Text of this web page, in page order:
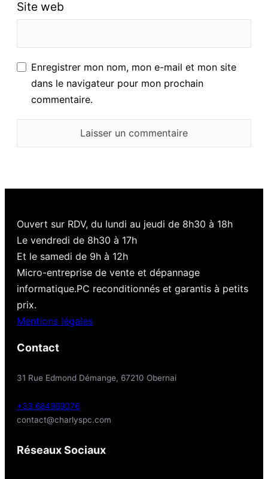
Site web
Enregistrer mon nom, mon e-mail et mon site
dans le navigateur pour mon prochain
commentaire.
Ouvert sur RDV, du lundi au jeudi de 8h30 à 18h
Le vendredi de 8h30 à 17h
Et le samedi de 9h à 12h
Micro-entreprise de vente et dépannage
informatique.PC reconditionnés et garantis à petits
prix.
Mentions légales
Contact
31 Rue Edmond Démange, 67210 Obernai
+33 684969076
contact@charlyspc.com
Réseaux Sociaux